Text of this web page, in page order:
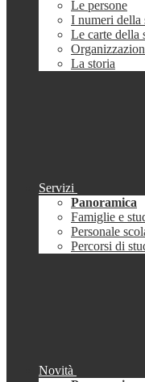
Le persone
I numeri della
Le carte della
La storia
Servizi
Panoramica
Famiglie e
Personale
Percorsi di
Novità